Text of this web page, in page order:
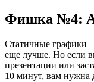
Фишка №4:
Статичные графики
еще лучше. Но если
презентации или
10 минут, вам нужна